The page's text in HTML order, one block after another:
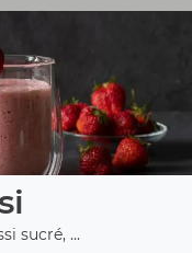
sucré, ...